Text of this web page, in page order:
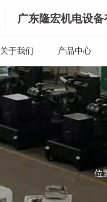
广东隆宏机电设
关于我们 产品中心
位